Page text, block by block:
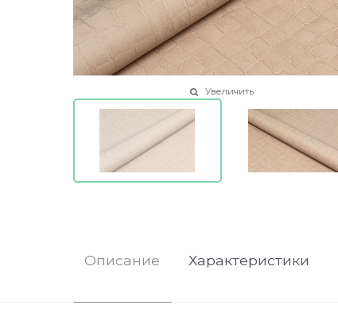
Увеличить
Описание Характеристики